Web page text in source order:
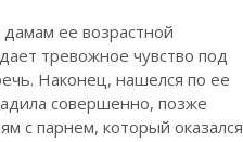
дамам ее возрастной
тревожное чувство под
Наконец, нашелся по ее
совершенно, позже
с парнем, который оказался